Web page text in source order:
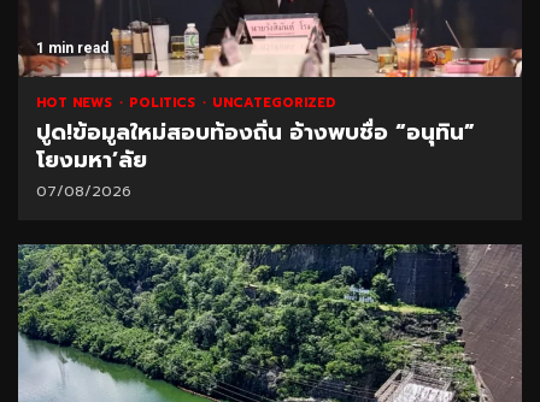
1 min read
HOT NEWS POLITICS UNCATEGORIZED
ปูด!ข้อมูลใหม่สอบท้องถิ่น อ้างพบชื่อ “อนุทิน”
โยงมหา’ลัย
07/08/2026